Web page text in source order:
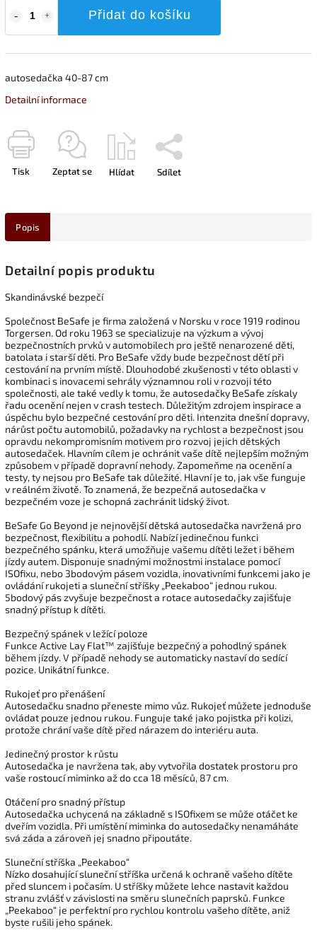
Přidat do košíku
autosedačka 40-87 cm
Detailní informace
Tisk Zeptat se Hlídat Sdílet
Popis
Detailní popis produktu
Skandinávské bezpečí
Společnost BeSafe je firma založená v Norsku v roce 1919 rodinou
Torgersen. Od roku 1963 se specializuje na výzkum a vývoj
bezpečnostních prvků v automobilech pro ještě nenarozené děti,
batolata i starší děti. Pro BeSafe vždy bude bezpečnost dětí při
cestování na prvním místě. Dlouhodobé zkušenosti v této oblasti v
kombinaci s inovacemi sehrály významnou roli v rozvoji této
společnosti, ale také vedly k tomu, že autosedačky BeSafe získaly
řadu ocenění nejen v crash testech. Důležitým zdrojem inspirace a
úspěchu bylo bezpečné cestování pro děti. Intenzita dnešní dopravy,
nárůst počtu automobilů, požadavky na rychlost a bezpečnost jsou
opravdu nekompromisním motivem pro rozvoj jejich dětských
autosedaček. Hlavním cílem je ochránit vaše dítě nejlepším možným
způsobem v případě dopravní nehody. Zapomeňme na ocenění a
testy, ty nejsou pro BeSafe tak důležité. Hlavní je to, jak vše funguje
v reálném životě. To znamená, že bezpečná autosedačka v
bezpečném voze je schopná zachránit lidský život.
BeSafe Go Beyond je nejnovější dětská autosedačka navržená pro
bezpečnost, flexibilitu a pohodlí. Nabízí jedinečnou funkci
bezpečného spánku, která umožňuje vašemu dítěti ležet i během
jízdy autem. Disponuje snadnými možnostmi instalace pomocí
ISOfixu, nebo 3bodovým pásem vozidla, inovativními funkcemi jako je
ovládání rukojeti a sluneční stříšky „Peekaboo“ jednou rukou.
5bodový pás zvyšuje bezpečnost a rotace autosedačky zajišťuje
snadný přístup k dítěti.
Bezpečný spánek v ležící poloze
Funkce Active Lay Flat™ zajišťuje bezpečný a pohodlný spánek
během jízdy. V případě nehody se automaticky nastaví do sedící
pozice. Unikátní funkce.
Rukojeť pro přenášení
Autosedačku snadno přeneste mimo vůz. Rukojeť můžete jednoduše
ovládat pouze jednou rukou. Funguje také jako pojistka při kolizi,
protože chrání vaše dítě před nárazem do interiéru auta.
Jedinečný prostor k růstu
Autosedačka je navržena tak, aby vytvořila dostatek prostoru pro
vaše rostoucí miminko až do cca 18 měsíců, 87 cm.
Otáčení pro snadný přístup
Autosedačka uchycená na základně s ISOfixem se může otáčet ke
dveřím vozidla. Při umístění miminka do autosedačky nenamáháte
svá záda a zároveň jej snadno připoutáte.
Sluneční stříška „Peekaboo“
Nízko dosahující sluneční stříška určená k ochraně vašeho dítěte
před sluncem i počasím. U stříšky můžete lehce nastavit každou
stranu zvlášť v závislosti na směru slunečních paprsků. Funkce
„Peekaboo“ je perfektní pro rychlou kontrolu vašeho dítěte, aniž
byste rušili jeho spánek.